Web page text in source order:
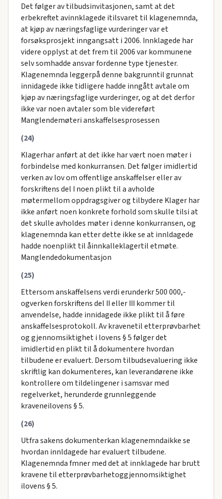
Det følger av tilbudsinvitasjonen, samt at det
erbekreftet avinnklagede itilsvaret til klagenemnda,
at kjøp av næringsfaglige vurderinger var et
forsøksprosjekt inngangsatt i 2006. Innklagede har
videre opplyst at det frem til 2006 var kommunene
selv somhadde ansvar fordenne type tjenester.
Klagenemnda leggerpå denne bakgrunntil grunnat
innidagede ikke tidligere hadde inngått avtale om
kjøp av næringsfaglige vurderinger, og at det derfor
ikke var noen avtaler som ble videreført
Manglendemøteri anskaffelsesprosessen
(24)
Klagerhar anført at det ikke har vært noen møter i
forbindelse med konkurransen. Det følger imidlertid
verken av lov om offentlige anskaffelser eller av
forskriftens del I noen plikt til a avholde
møtermellom oppdragsgiver og tilbydere Klager har
ikke anført noen konkrete forhold som skulle tilsi at
det skulle avholdes møter i denne konkurransen, og
klagenemnda kan etter dette ikke se at innldagede
hadde noenplikt til åinnkalleklagertil etmøte.
Manglendedokumentasjon
(25)
Ettersom anskaffelsens verdi erunderkr 500 000,-
ogverken forskriftens del II eller III kommer til
anvendelse, hadde innidagede ikke plikt til å føre
anskaffelsesprotokoll. Av kravenetil etterprøvbarhet
og gjennomsiktighet i lovens § 5 følger det
imidlertid en plikt til å dokumentere hvordan
tilbudene er evaluert. Dersom tilbudsevaluering ikke
skriftlig kan dokumenteres, kan leverandørene ikke
kontrollere om tildelingener i samsvar med
regelverket, herunderde grunnleggende
kraveneilovens § 5.
(26)
Utfra sakens dokumenterkan klagenemndaikke se
hvordan innldagede har evaluert tilbudene.
Klagenemnda fmner med det at innklagede har brutt
kravene til etterprøvbarhetoggjennomsiktighet
ilovens § 5.